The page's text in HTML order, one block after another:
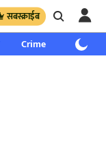
सबस्क्राईब
Crime साप्ताहिक